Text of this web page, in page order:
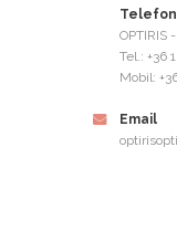
Telefon
OPTIRIS
Tel.: +36
Mobil:
Email